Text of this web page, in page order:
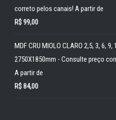
correto pelos canais! A partir de
R$99,00
MDF CRU MIOLO CLARO 2,5, 3, 6, 9,
2750X1850mm - Consulte preço
A partir de
R$84,00